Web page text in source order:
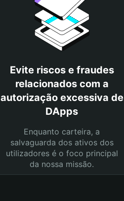
Evite riscos e fraudes
relacionados com a
autorização excessiva de
DApps
Enquanto carteira, a
salvaguarda dos ativos dos
utilizadores é o foco principal
da nossa missão.